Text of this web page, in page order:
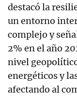
destacó la
un entorno
complejo y
2% en el año
nivel
energéticos y
afectando al